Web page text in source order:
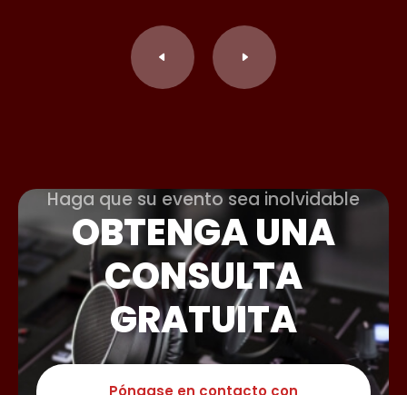
Haga que su evento sea inolvidable
OBTENGA UNA
CONSULTA
GRATUITA
Póngase en contacto con